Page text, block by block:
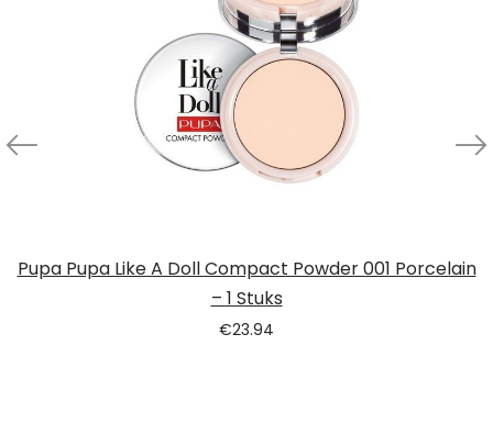
Pupa Pupa Like A Doll Compact Powder 001 Porcelain
– 1 Stuks
€23.94